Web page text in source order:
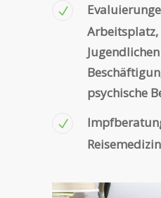
Arbeitsplatz,
Jugendlichen
psychische
Reisemedizin